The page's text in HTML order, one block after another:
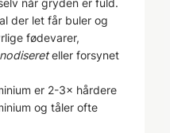
når gryden er fuld.
der let får buler og
fødevarer,
eller forsynet
er 2-3× hårdere
og tåler ofte